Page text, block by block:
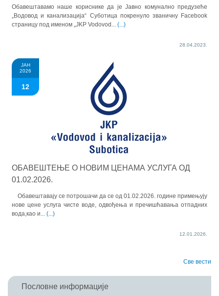
Обавештавамо наше кориснике да је Јавно комунално предузеће
„Водовод и канализација“ Суботица покренуло званичну Facebook
страницу под именом „JKP Vodovod... (...)
28.04.2023.
ЈАН
2026
12
OБАВЕШТЕЊЕ О НОВИМ ЦЕНАМА УСЛУГА ОД
01.02.2026.
Обавештавају се потрошачи да се од 01.02.2026. године примењују
нове цене услуга чисте воде, одвођења и пречишћавања отпадних
вода,као и... (...)
12.01.2026.
Све вести
Пословне информације